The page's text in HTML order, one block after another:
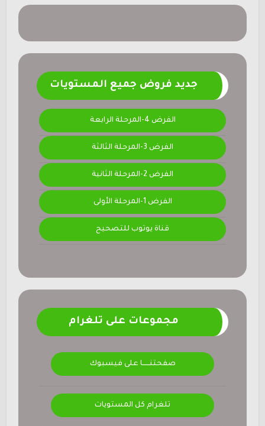
جديد فروض جميع المستويات
الفرض 4-المرحلة الرابعة
الفرض 3-المرحلة الثالثة
الفرض 2-المرحلة الثانية
الفرض 1-المرحلة الأولى
قناة يوتوب للتصحيح
مجموعات على تلغرام
صفحتنــــــا على فيسبوك
تلغرام كل المستويات